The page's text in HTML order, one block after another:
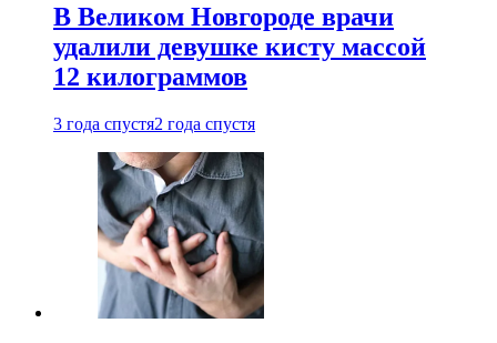
В Великом Новгороде врачи
удалили девушке кисту массой
12 килограммов
3 года спустя2 года спустя